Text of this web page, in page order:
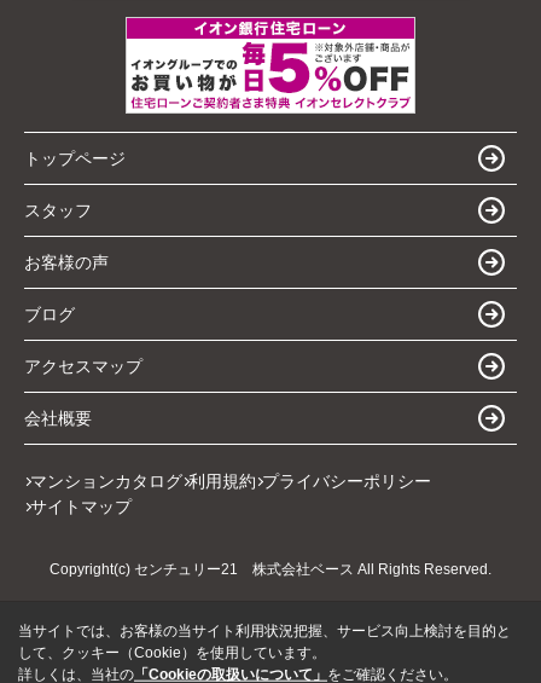
トップページ
スタッフ
お客様の声
ブログ
アクセスマップ
会社概要
マンションカタログ 利用規約 プライバシーポリシー
サイトマップ
Copyright(c) センチュリー21 株式会社ベース All Rights Reserved.
当サイトでは、お客様の当サイト利用状況把握、サービス向上検討を目的と
して、クッキー（Cookie）を使用しています。
詳しくは、当社の 「Cookieの取扱いについて」 をご確認ください。